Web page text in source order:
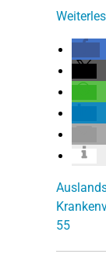
55